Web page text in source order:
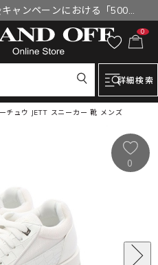
ャンペーンにおける「500円
漏れと補填について
0
詳細検索
チュウ JETT スニーカー 靴 メンズ
0